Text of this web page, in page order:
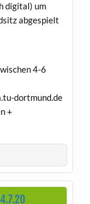
digital) um
abgespielt
4-6
dortmund.de
+